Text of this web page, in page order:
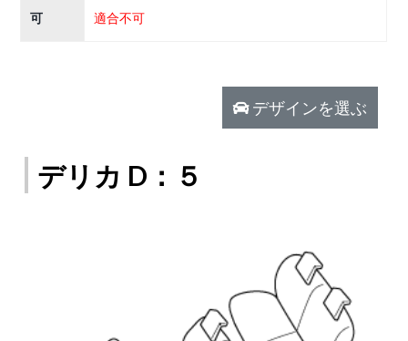
可
適合不可
デザインを選ぶ
デリカ D：５